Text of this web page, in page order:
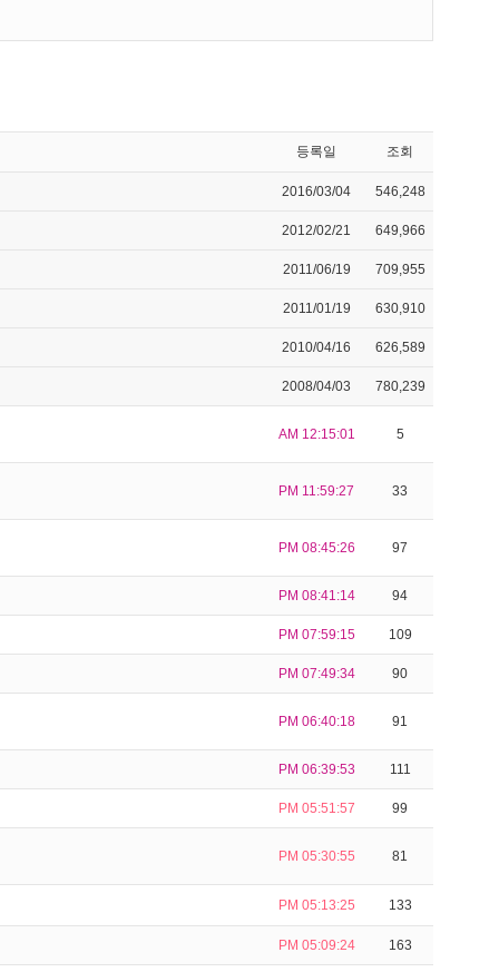
등록일 조회
2016/03/04 546,248
2012/02/21 649,966
2011/06/19 709,955
2011/01/19 630,910
2010/04/16 626,589
2008/04/03 780,239
AM 12:15:01 5
PM 11:59:27 33
PM 08:45:26 97
PM 08:41:14 94
PM 07:59:15 109
PM 07:49:34 90
PM 06:40:18 91
PM 06:39:53 111
PM 05:51:57 99
PM 05:30:55 81
PM 05:13:25 133
PM 05:09:24 163